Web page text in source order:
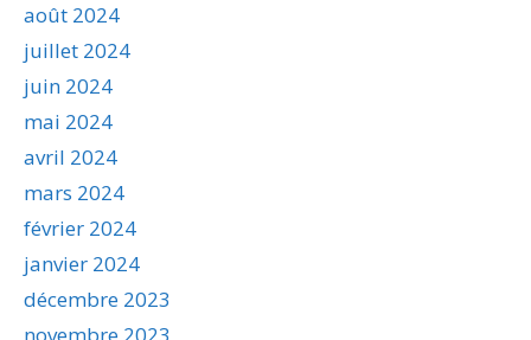
août 2024
juillet 2024
juin 2024
mai 2024
avril 2024
mars 2024
février 2024
janvier 2024
décembre 2023